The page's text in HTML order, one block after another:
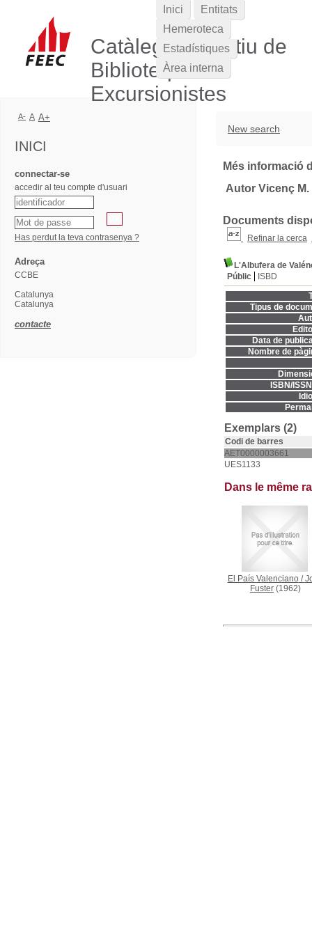
Catàleg Col·lectiu de
Biblioteques
Excursionistes
New search
Més informació
Autor Vicenç
Documents
Refinar la cerca
L'Albufera de
Públic
ISBD
Tipus de
Data de
Nombre de
ISBN/
Exemplars (2)
Codi de barres
AET0000003661
UES1133
Dans le même
El País Valenciano/
Fuster (1962)
Inici
Entitats
Hemeroteca
Estadístiques
Àrea interna
A- A A+
INICI
connectar-se
accedir al teu compte d'usuari
Has perdut la teva contrasenya ?
Adreça
CCBE
Catalunya
Catalunya
contacte